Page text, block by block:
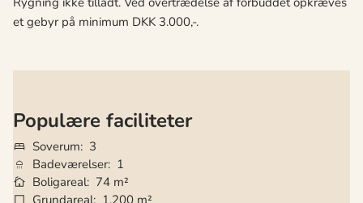
et gebyr på minimum DKK 3.000,-.
Populære faciliteter
Soverum
3
Badeværelser 1
Boligareal 74 m²
Grundareal
1.200 m²